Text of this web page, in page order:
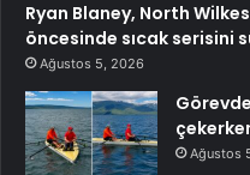
Ryan Blaney, North
öncesinde sıcak serisini
Ağustos 5, 2026
Ağustos